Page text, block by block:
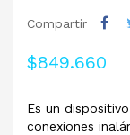
Compartir
$849.660
Es un
conexiones